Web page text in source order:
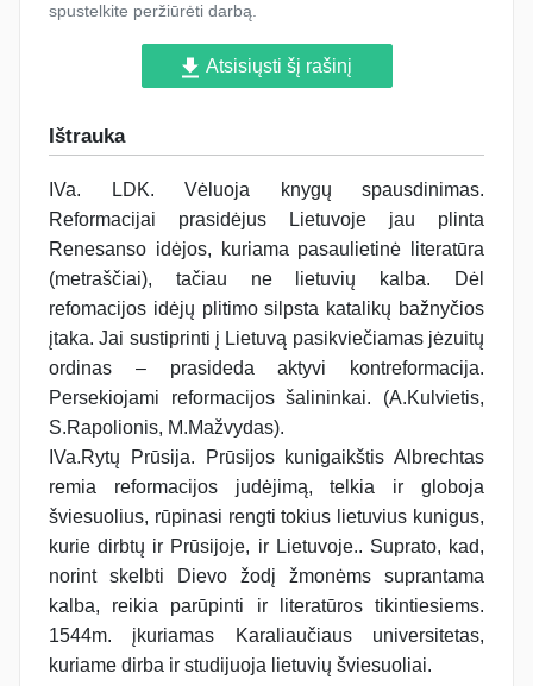
spustelkite peržiūrėti darbą.
Atsisiųsti šį rašinį
Ištrauka
IVa. LDK. Vėluoja knygų spausdinimas.
Reformacijai prasidėjus Lietuvoje jau plinta
Renesanso idėjos, kuriama pasaulietinė literatūra
(metraščiai), tačiau ne lietuvių kalba. Dėl
refomacijos idėjų plitimo silpsta katalikų bažnyčios
įtaka. Jai sustiprinti į Lietuvą pasikviečiamas jėzuitų
ordinas – prasideda aktyvi kontreformacija.
Persekiojami reformacijos šalininkai. (A.Kulvietis,
S.Rapolionis, M.Mažvydas).
IVa.Rytų Prūsija. Prūsijos kunigaikštis Albrechtas
remia reformacijos judėjimą, telkia ir globoja
šviesuolius, rūpinasi rengti tokius lietuvius kunigus,
kurie dirbtų ir Prūsijoje, ir Lietuvoje.. Suprato, kad,
norint skelbti Dievo žodį žmonėms suprantama
kalba, reikia parūpinti ir literatūros tikintiesiems.
1544m. įkuriamas Karaliaučiaus universitetas,
kuriame dirba ir studijuoja lietuvių šviesuoliai.